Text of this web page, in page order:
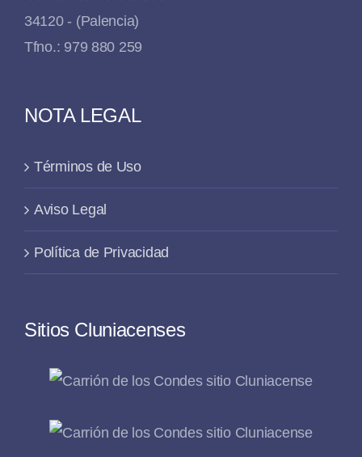
34120 - (Palencia)
Tfno.: 979 880 259
NOTA LEGAL
Términos de Uso
Aviso Legal
Política de Privacidad
Sitios Cluniacenses